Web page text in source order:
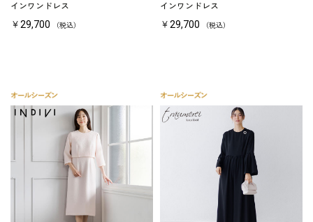
インワンドレス
￥29,700 （税込）
インワンドレス
￥29,700 （税込）